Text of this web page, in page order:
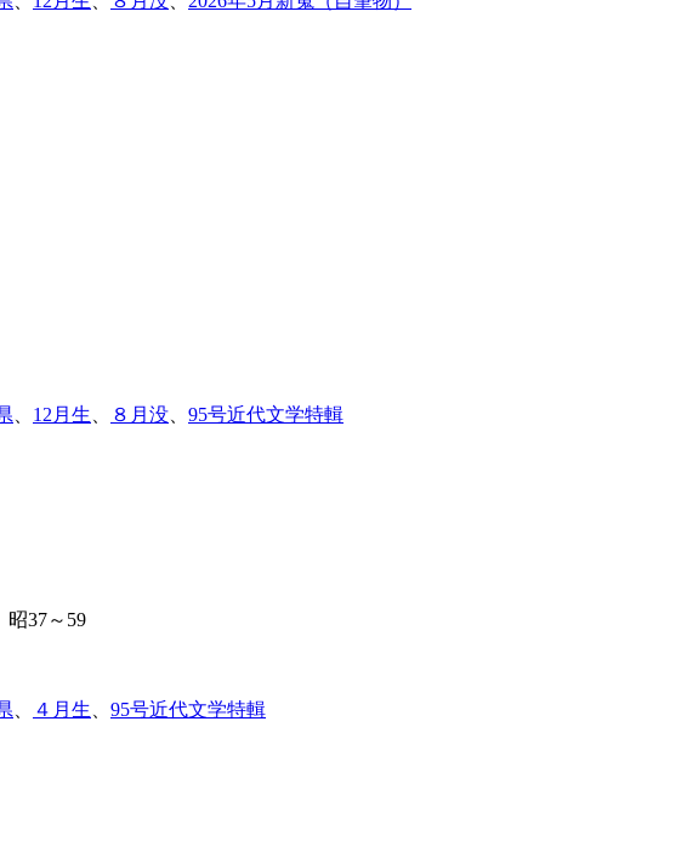
12月生 ８月没 95号近代文学特輯
37～59
４月生 95号近代文学特輯